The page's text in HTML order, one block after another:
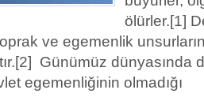
ölürler.[1]
ve egemenlik
Günümüz dünyasında
egemenliğinin olmadığı